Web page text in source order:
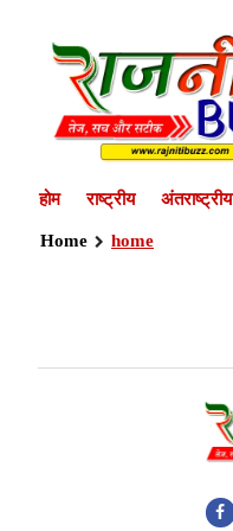
होम राष्ट्रीय अंतराष्ट्रीय
Home home